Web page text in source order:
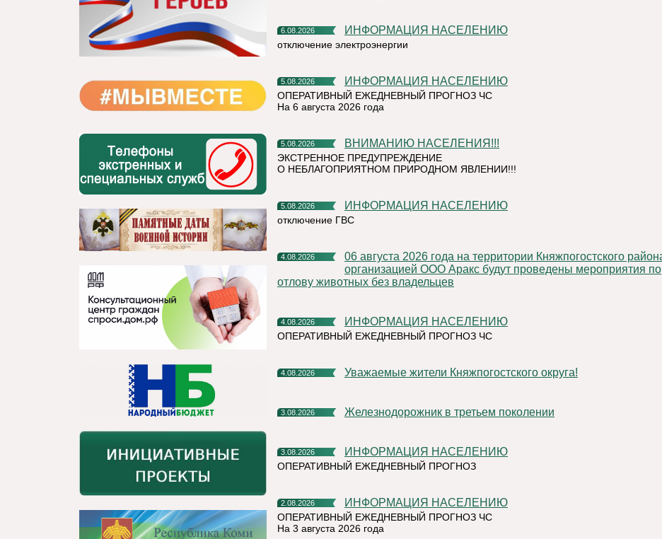
6.08.2026 ИНФОРМАЦИЯ НАСЕЛЕНИЮ
отключение электроэнергии
5.08.2026 ИНФОРМАЦИЯ НАСЕЛЕНИЮ
ОПЕРАТИВНЫЙ ЕЖЕДНЕВНЫЙ ПРОГНОЗ ЧС
На 6 августа 2026 года
5.08.2026 ВНИМАНИЮ НАСЕЛЕНИЯ!!!
ЭКСТРЕННОЕ ПРЕДУПРЕЖДЕНИЕ
О НЕБЛАГОПРИЯТНОМ ПРИРОДНОМ ЯВЛЕНИИ!!!
5.08.2026 ИНФОРМАЦИЯ НАСЕЛЕНИЮ
отключение ГВС
4.08.2026
06 августа 2026 года на территории Княжпогостского района,
организацией ООО Аракс будут проведены мероприятия по
отлову животных без владельцев
4.08.2026 ИНФОРМАЦИЯ НАСЕЛЕНИЮ
ОПЕРАТИВНЫЙ ЕЖЕДНЕВНЫЙ ПРОГНОЗ ЧС
4.08.2026 Уважаемые жители Княжпогостского округа!
3.08.2026 Железнодорожник в третьем поколении
3.08.2026 ИНФОРМАЦИЯ НАСЕЛЕНИЮ
ОПЕРАТИВНЫЙ ЕЖЕДНЕВНЫЙ ПРОГНОЗ
2.08.2026 ИНФОРМАЦИЯ НАСЕЛЕНИЮ
ОПЕРАТИВНЫЙ ЕЖЕДНЕВНЫЙ ПРОГНОЗ ЧС
На 3 августа 2026 года